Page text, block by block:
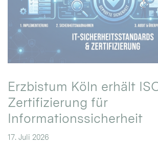
Erzbistum Köln erhält
Zertifizierung für
Informationssicherheit
17. Juli 2026